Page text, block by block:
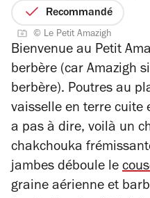
Recommandé
© Le Petit Amazigh
Bienvenue au Petit
berbère (car Amazigh
berbère). Poutres au
vaisselle en terre cuite
a pas à dire, voilà un
chakchouka
jambes déboule le
graine aérienne et